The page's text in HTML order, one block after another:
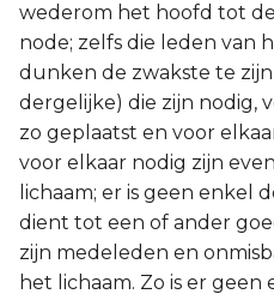
wederom het hoofd tot
node; zelfs die leden van
dunken de zwakste te
dergelijke) die zijn nodig,
zo geplaatst en voor
voor elkaar nodig zijn
lichaam; er is geen enkel
dient tot een of ander
zijn medeleden en
het lichaam. Zo is er